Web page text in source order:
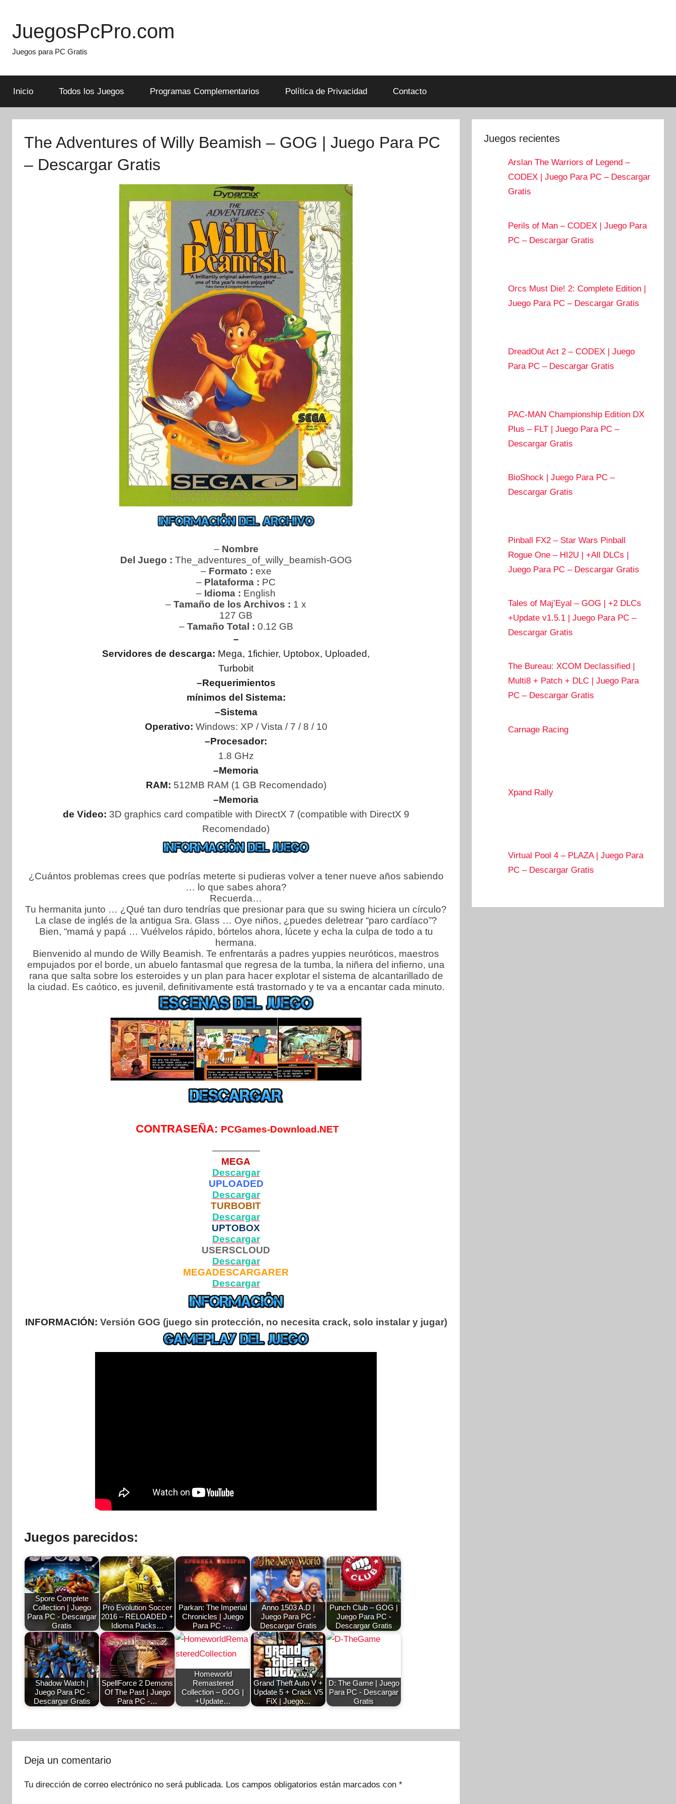
content
JuegosPcPro.com
Juegos para PC Gratis
Inicio Todos los Juegos Programas Complementarios Política de Privacidad Contacto
The Adventures of Willy Beamish – GOG | Juego Para PC
– Descargar Gratis
– Nombre
Del Juego : The_adventures_of_willy_beamish-GOG
– Formato : exe
– Plataforma : PC
– Idioma : English
–Tamaño de los Archivos : 1 x
127 GB
– Tamaño Total : 0.12 GB
–
Servidores de descarga: Mega, 1fichier, Uptobox, Uploaded,
Turbobit
–Requerimientos
mínimos del Sistema:
–Sistema
Operativo: Windows: XP / Vista / 7 / 8 / 10
–Procesador:
1.8 GHz
–Memoria
RAM: 512MB RAM (1 GB Recomendado)
–Memoria
de Video: 3D graphics card compatible with DirectX 7 (compatible with DirectX 9
Recomendado)
¿Cuántos problemas crees que podrías meterte si pudieras volver a tener nueve años sabiendo
… lo que sabes ahora?
Recuerda…
Tu hermanita junto … ¿Qué tan duro tendrías que presionar para que su swing hiciera un círculo?
La clase de inglés de la antigua Sra. Glass … Oye niños, ¿puedes deletrear “paro cardíaco”?
Bien, “mamá y papá … Vuélvelos rápido, bórtelos ahora, lúcete y echa la culpa de todo a tu
hermana.
Bienvenido al mundo de Willy Beamish. Te enfrentarás a padres yuppies neuróticos, maestros
empujados por el borde, un abuelo fantasmal que regresa de la tumba, la niñera del infierno, una
rana que salta sobre los esteroides y un plan para hacer explotar el sistema de alcantarillado de
la ciudad. Es caótico, es juvenil, definitivamente está trastornado y te va a encantar cada minuto.
CONTRASEÑA: PCGames-Download.NET
—————
MEGA
Descargar
UPLOADED
Descargar
TURBOBIT
Descargar
UPTOBOX
Descargar
USERSCLOUD
Descargar
MEGADESCARGARER
Descargar
INFORMACIÓN: Versión GOG (juego sin protección, no necesita crack, solo instalar y jugar)
Juegos parecidos:
Spore Complete
Collection | Juego
Para PC - Descargar
Gratis
Pro Evolution Soccer
2016 – RELOADED +
Idioma Packs…
Parkan: The Imperial
Chronicles | Juego
Para PC -…
Anno 1503 A.D |
Juego Para PC -
Descargar Gratis
Punch Club – GOG |
Juego Para PC -
Descargar Gratis
Shadow Watch |
Juego Para PC -
Descargar Gratis
SpellForce 2 Demons
Of The Past | Juego
Para PC -…
Homeworld
Remastered
Collection – GOG |
+Update…
Grand Theft Auto V +
Update 5 + Crack V5
FiX | Juego…
D: The Game | Juego
Para PC - Descargar
Gratis
Deja un comentario
Tu dirección de correo electrónico no será publicada. Los campos obligatorios están marcados con *
Juegos recientes
Arslan The Warriors of Legend –
CODEX | Juego Para PC – Descargar
Gratis
Perils of Man – CODEX | Juego Para
PC – Descargar Gratis
Orcs Must Die! 2: Complete Edition |
Juego Para PC – Descargar Gratis
DreadOut Act 2 – CODEX | Juego
Para PC – Descargar Gratis
PAC-MAN Championship Edition DX
Plus – FLT | Juego Para PC –
Descargar Gratis
BioShock | Juego Para PC –
Descargar Gratis
Pinball FX2 – Star Wars Pinball
Rogue One – HI2U | +All DLCs |
Juego Para PC – Descargar Gratis
Tales of Maj’Eyal – GOG | +2 DLCs
+Update v1.5.1 | Juego Para PC –
Descargar Gratis
The Bureau: XCOM Declassified |
Multi8 + Patch + DLC | Juego Para
PC – Descargar Gratis
Carnage Racing
Xpand Rally
Virtual Pool 4 – PLAZA | Juego Para
PC – Descargar Gratis